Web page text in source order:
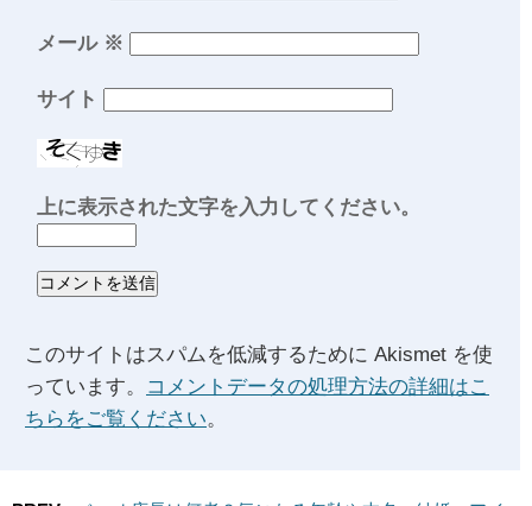
メール ※
サイト
上に表示された文字を入力してください。
このサイトはスパムを低減するために Akismet を使
っています。
コメントデータの処理方法の詳細はこ
ちらをご覧ください。